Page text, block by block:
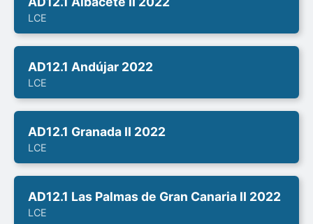
LCE
AD12.1 Andújar 2022
LCE
AD12.1 Granada II 2022
LCE
AD12.1 Las Palmas de Gran Canaria II 2022
LCE